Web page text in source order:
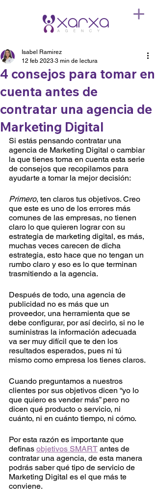
4 consejos para tomar en
cuenta antes de
contratar una agencia de
Marketing Digital
Isabel Ramirez
12 feb 2023 3 min de lectura
Si estás pensando contratar una
agencia de Marketing Digital o cambiar
la que tienes toma en cuenta esta serie
de consejos que recopilamos para
ayudarte a tomar la mejor decisión:
Primero, ten claros tus objetivos. Creo
que este es uno de los errores más
comunes de las empresas, no tienen
claro lo que quieren lograr con su
estrategia de marketing digital, es más,
muchas veces carecen de dicha
estrategia, esto hace que no tengan un
rumbo claro y eso es lo que terminan
trasmitiendo a la agencia.
Después de todo, una agencia de
publicidad no es más que un
proveedor, una herramienta que se
debe configurar, por así decirlo, si no le
suministras la información adecuada
va ser muy difícil que te den los
resultados esperados, pues ni tú
mismo como empresa los tienes claros.
Cuando preguntamos a nuestros
clientes por sus objetivos dicen “yo lo
que quiero es vender más” pero no
dicen qué producto o servicio, ni
cuánto, ni en cuánto tiempo, ni cómo.
Por esta razón es importante que
definas objetivos SMART antes de
contratar una agencia, de esta manera
podrás saber qué tipo de servicio de
Marketing Digital es el que más te
conviene.